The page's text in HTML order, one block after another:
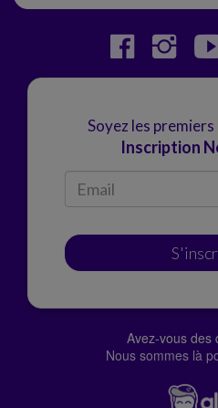
Soyez les
Inscription
Avez-vous des
Nous sommes là